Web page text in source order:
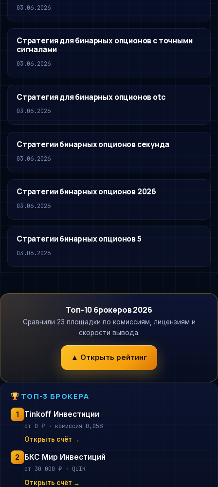
03.06.2026
Стратегия для бинарных опционов с точными
сигналами
03.06.2026
Стратегия для бинарных опционов otc
03.06.2026
Стратегии бинарных опционов секунда
03.06.2026
Стратегии бинарных опционов 2026
03.06.2026
Стратегии бинарных опционов 5
03.06.2026
Топ-10 брокеров 2026
Сравнили 23 площадки по комиссиям, лицензиям и
скорости вывода.
▲ Открыть рейтинг
ТОП-3 БРОКЕРА
1 Tinkoff Инвестиции
от 0 ₽ · комиссия 0,05%
Открыть счёт →
2 БКС Мир Инвестиций
от 30 000 ₽ · QUIK
Открыть счёт →